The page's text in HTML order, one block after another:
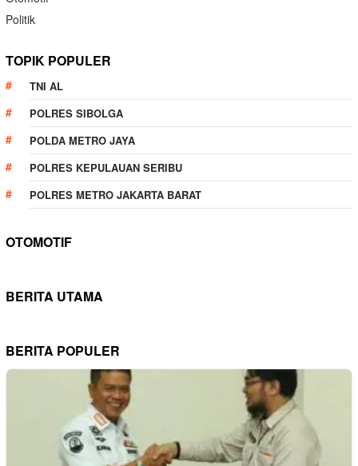
Politik
TOPIK POPULER
TNI AL
POLRES SIBOLGA
POLDA METRO JAYA
POLRES KEPULAUAN SERIBU
POLRES METRO JAKARTA BARAT
OTOMOTIF
BERITA UTAMA
BERITA POPULER